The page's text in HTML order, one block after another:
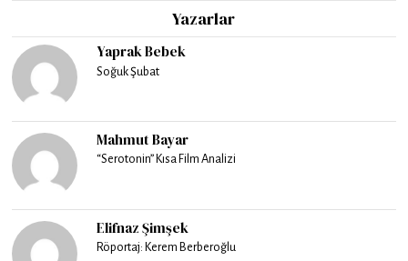
Yazarlar
Yaprak Bebek
Soğuk Şubat
Mahmut Bayar
“Serotonin” Kısa Film Analizi
Elifnaz Şimşek
Röportaj: Kerem Berberoğlu